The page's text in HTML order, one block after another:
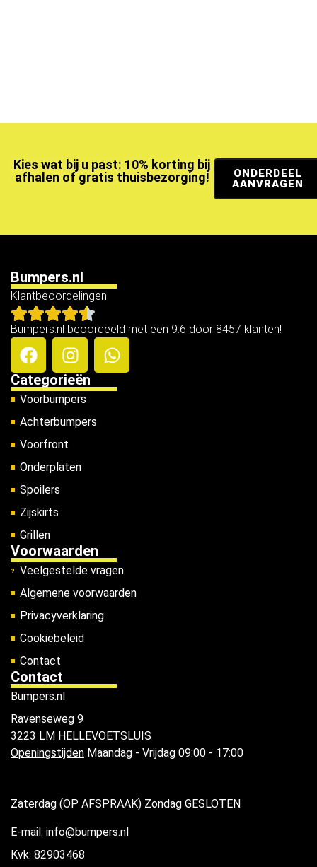
Kies wat bij u past: 10% korting bij
afhalen of gratis thuisbezorging!
ONDERDEEL
AANVRAGEN
Bumpers.nl
Klantbeoordelingen
Bumpers.nl beoordeeld met een 9.6 door 8457 klanten!
Categorieën
Voorbumpers
Achterbumpers
Voorfront
Onderplaten
Spoilers
Zijskirts
Grillen
Voorwaarden
Veelgestelde vragen
Algemene voorwaarden
Privacyverklaring
Cookiebeleid
Contact
Contact
Bumpers.nl
Ravenseweg 9
3223 LM HELLEVOETSLUIS
Openingstijden Maandag - Vrijdag 09:00 - 17:00
Zaterdag (OP AFSPRAAK) Zondag GESLOTEN
E-mail: info@bumpers.nl
Kvk: 82903468